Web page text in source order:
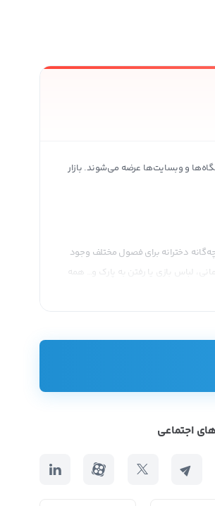
و وبسایت‌ها عرضه می‌شوند. بازار
دخترانه برای فصول مختلف وجود
لباس بازی یا رفتن به پارک و… همه
اجتماعی